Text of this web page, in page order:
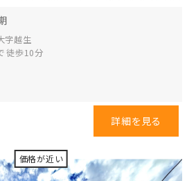
字越生
徒歩10分
詳細を見る